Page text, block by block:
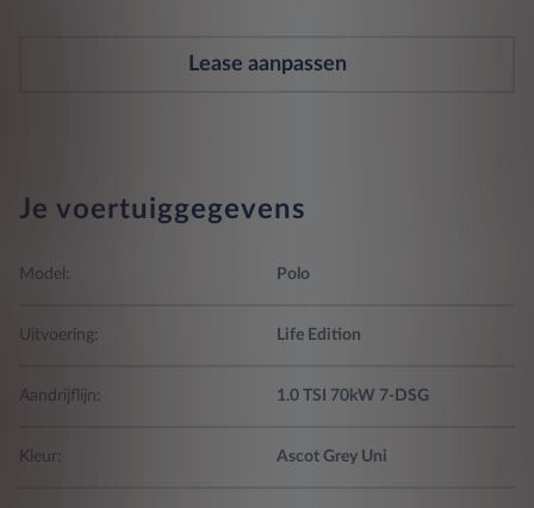
Lease aanpassen
Je voertuiggegevens
Model: Polo
Uitvoering: Life Edition
Aandrijflijn: 1.0 TSI 70kW 7-DSG
Kleur: Ascot Grey Uni